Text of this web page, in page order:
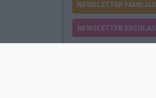
NEWSLETTER FAMÍLIAS
NEWSLETTER ESCOLAS